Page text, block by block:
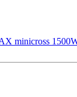
minicross